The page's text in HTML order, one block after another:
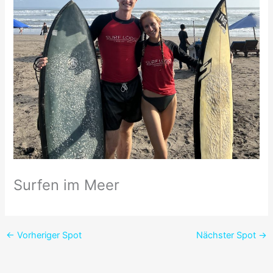
Surfen im Meer
← Vorheriger Spot Nächster Spot →